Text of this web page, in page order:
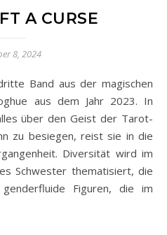
A CURSE
8, 2024
Band aus der magischen
aus dem Jahr 2023. In
über den Geist der Tarot-
zu besiegen, reist sie in die
Diversität wird im
Schwester thematisiert, die
Figuren, die im